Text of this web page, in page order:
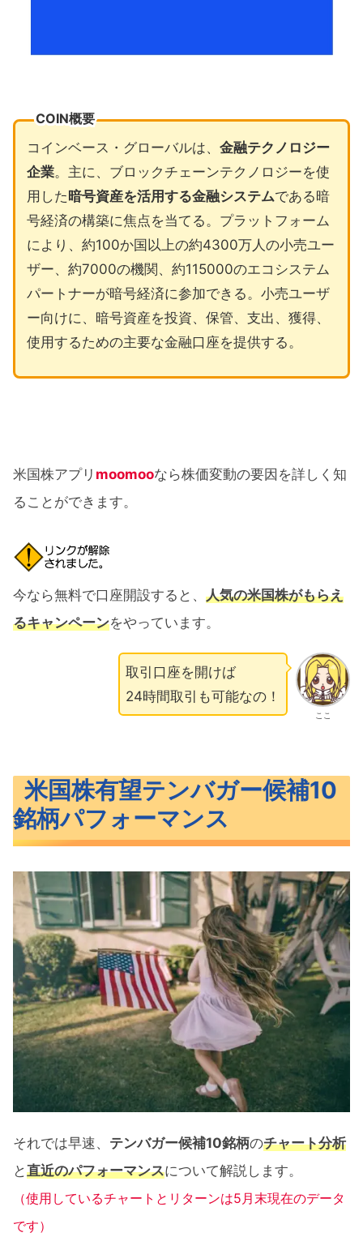
COIN概要
コインベース・グローバルは、 金融テクノロジー
企業。主に、ブロックチェーンテクノロジーを使
用した暗号資産を活用する金融システムである暗
号経済の構築に焦点を当てる。プラットフォーム
により、約100か国以上の約4300万人の小売ユー
ザー、約7000の機関、約115000のエコシステム
パートナーが暗号経済に参加できる。小売ユーザ
ー向けに、暗号資産を投資、保管、支出、獲得、
使用するための主要な金融口座を提供する。
米国株アプリ moomooなら株価変動の要因を詳しく知
ることができます。
今なら無料で口座開設すると、 人気の米国株がもらえ
るキャンペーンをやっています。
ここ
取引口座を開けば
24時間取引も可能なの！
米国株有望テンバガー候補10
銘柄パフォーマンス
それでは早速、 テンバガー候補10銘柄のチャート分析
と直近のパフォーマンスについて解説します。
（使用しているチャートとリターンは5月末現在のデータ
です）